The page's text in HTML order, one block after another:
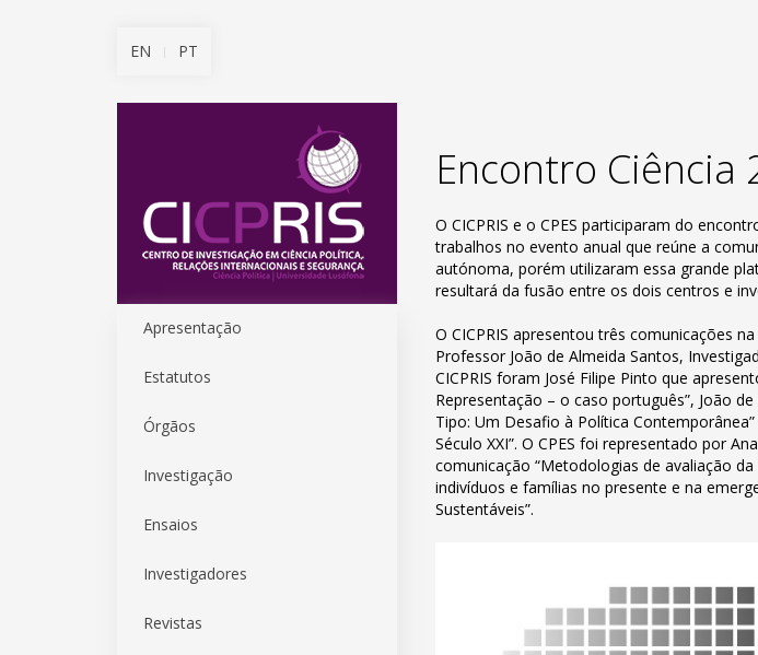
EN PT
Encontro Ciência
O CICPRIS e o CPES participaram do
trabalhos no evento anual que reúne a
autónoma, porém utilizaram essa grande
resultará da fusão entre os dois centros e
O CICPRIS apresentou três comunicações
Professor João de Almeida Santos,
CICPRIS foram José Filipe Pinto que
Representação – o caso português”, João
Tipo: Um Desafio à Política
Século XXI”. O CPES foi representado por
comunicação “Metodologias de avaliação
indivíduos e famílias no presente e na
Sustentáveis”.
Apresentação
Estatutos
Órgãos
Investigação
Ensaios
Investigadores
Revistas